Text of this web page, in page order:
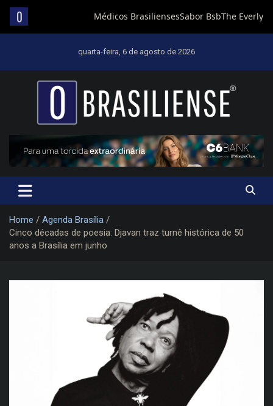
quarta-feira, 6 de agosto de 2026
Um diário de notícias que trabalha por Brasília
Home
Agenda Brasília
Cinco décadas de poesia: Djavan traz turnê histórica de 50
anos a Brasília em junho